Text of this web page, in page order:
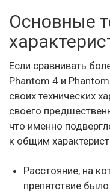
Основные
Если сравнивать
Phantom 4 и
своих технических
своего
что именно
к общим
Расстояние, на
препятствие